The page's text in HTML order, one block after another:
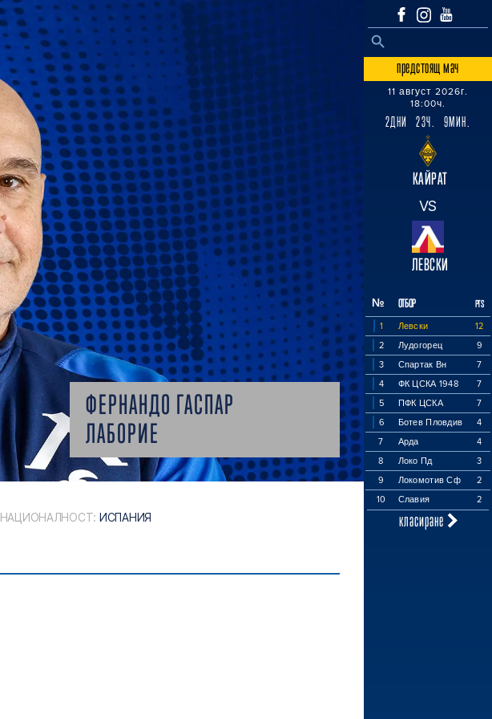
Search
SEARCH BUTTON
предстоящ мач
11 август 2026г.
18:00ч.
2ДНИ 23Ч. 9МИН.
КАЙРАТ
VS
ЛЕВСКИ
№ ОТБОР PTS
1 Левски
12
2
Лудогорец
9
3
Спартак Вн
7
4
ФК ЦСКА 1948
7
5
ПФК ЦСКА
7
6
Ботев Пловдив
4
7
Арда
4
8
Локо Пд
3
9
Локомотив Сф
2
10
Славия 2
класиране
ФЕРНАНДО ГАСПАР
ЛАБОРИЕ
НАЦИОНАЛНОСТ: ИСПАНИЯ